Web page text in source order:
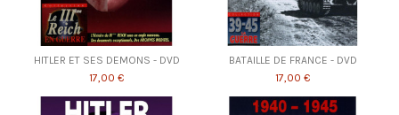
HITLER ET SES DEMONS - DVD
17,00 €
BATAILLE DE FRANCE - DVD
17,00 €